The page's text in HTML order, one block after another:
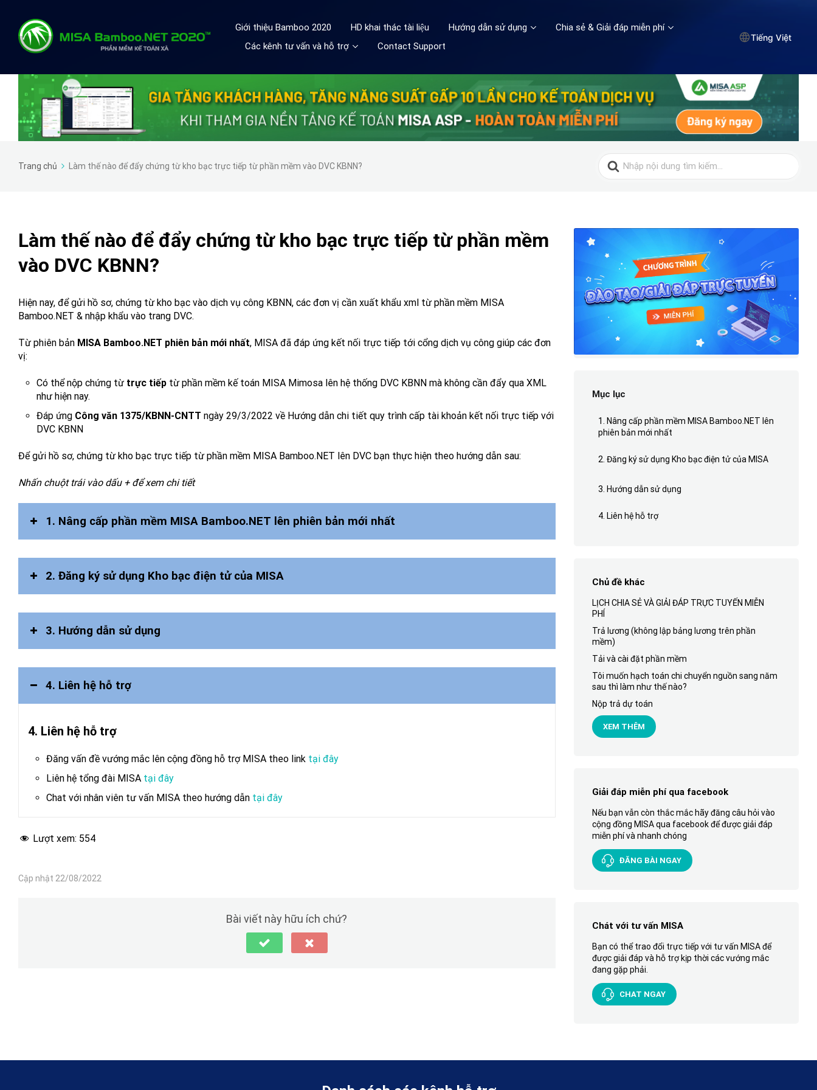
Giới thiệu Bamboo 2020 HD khai thác tài liệu Hướng dẫn sử dụng
Chia sẻ & Giải đáp miễn phí
Các kênh tư vấn và hỗ trợ
Contact Support
Tiếng Việt
Trang chủ Làm thế nào để đẩy chứng từ kho bạc trực tiếp từ phần mềm vào DVC KBNN?
Search
for:
Làm thế nào để đẩy chứng từ kho bạc trực tiếp từ phần mềm
vào DVC KBNN?
Hiện nay, để gửi hồ sơ, chứng từ kho bạc vào dịch vụ công KBNN, các đơn vị cần xuất khẩu xml từ phần mềm MISA
Bamboo.NET & nhập khẩu vào trang DVC.
Từ phiên bản MISA Bamboo.NET phiên bản mới nhất, MISA đã đáp ứng kết nối trực tiếp tới cổng dịch vụ công giúp các đơn
vị:
Có thể nộp chứng từ trực tiếp từ phần mềm kế toán MISA Mimosa lên hệ thống DVC KBNN mà không cần đẩy qua XML
như hiện nay.
Đáp ứng Công văn 1375/KBNN-CNTT ngày 29/3/2022 về Hướng dẫn chi tiết quy trình cấp tài khoản kết nối trực tiếp với
DVC KBNN
Để gửi hồ sơ, chứng từ kho bạc trực tiếp từ phần mềm MISA Bamboo.NET lên DVC bạn thực hiện theo hướng dẫn sau:
Nhấn chuột trái vào dấu + để xem chi tiết
1. Nâng cấp phần mềm MISA Bamboo.NET lên phiên bản mới nhất
tại đây
2. Đăng ký sử dụng Kho bạc điện tử của MISA
3. Hướng dẫn sử dụng
4. Liên hệ hỗ trợ
4. Liên hệ hỗ trợ
Đăng vấn đề vướng mắc lên cộng đồng hỗ trợ MISA theo link tại đây
Liên hệ tổng đài MISA tại đây
Chat với nhân viên tư vấn MISA theo hướng dẫn tại đây
Lượt xem: 554
Cập nhật 22/08/2022
Bài viết này hữu ích chứ?
Mục lục
1. Nâng cấp phần mềm MISA Bamboo.NET lên
phiên bản mới nhất
2. Đăng ký sử dụng Kho bạc điện tử của MISA
3. Hướng dẫn sử dụng
4. Liên hệ hỗ trợ
Chủ đề khác
LỊCH CHIA SẺ VÀ GIẢI ĐÁP TRỰC TUYẾN MIỄN
PHÍ
Trả lương (không lập bảng lương trên phần
mềm)
Tải và cài đặt phần mềm
Tôi muốn hạch toán chi chuyển nguồn sang năm
sau thì làm như thế nào?
Nộp trả dự toán
XEM THÊM
Giải đáp miễn phí qua facebook
Nếu bạn vẫn còn thắc mắc hãy đăng câu hỏi vào
cộng đồng MISA qua facebook để được giải đáp
miễn phí và nhanh chóng
ĐĂNG BÀI NGAY
Chát với tư vấn MISA
Bạn có thể trao đổi trực tiếp với tư vấn MISA để
được giải đáp và hỗ trợ kịp thời các vướng mắc
đang gặp phải.
CHAT NGAY